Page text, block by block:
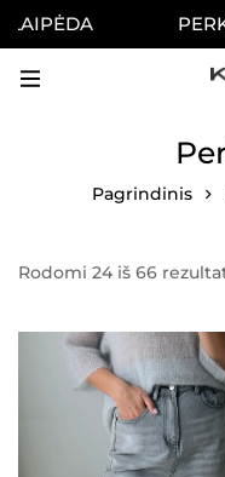
Pagrindinis
Rodomi 24 iš 66